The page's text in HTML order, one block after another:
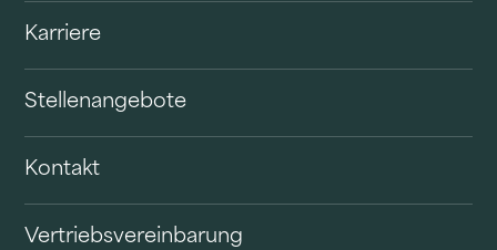
Karriere
Stellenangebote
Kontakt
Vertriebsvereinbarung